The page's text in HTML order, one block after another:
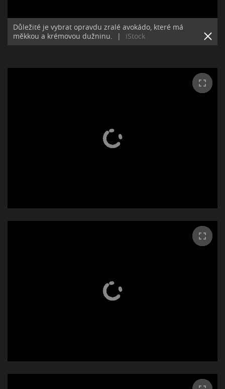
Důležité je vybrat opravdu zralé avokádo, které má
měkkou a krémovou dužninu.
| iStock